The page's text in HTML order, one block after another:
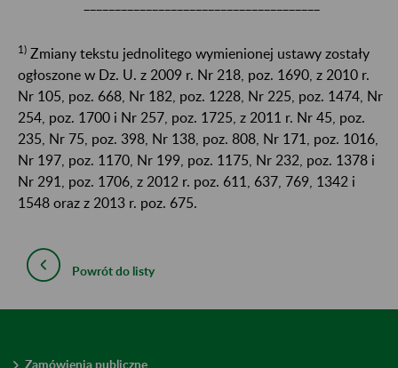
1) Zmiany tekstu jednolitego wymienionej ustawy zostały
ogłoszone w Dz. U. z 2009 r. Nr 218, poz. 1690, z 2010 r.
Nr 105, poz. 668, Nr 182, poz. 1228, Nr 225, poz. 1474, Nr
254, poz. 1700 i Nr 257, poz. 1725, z 2011 r. Nr 45, poz.
235, Nr 75, poz. 398, Nr 138, poz. 808, Nr 171, poz. 1016,
Nr 197, poz. 1170, Nr 199, poz. 1175, Nr 232, poz. 1378 i
Nr 291, poz. 1706, z 2012 r. poz. 611, 637, 769, 1342 i
1548 oraz z 2013 r. poz. 675.
Powrót do listy
Zamówienia publiczne